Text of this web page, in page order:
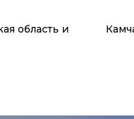
область и